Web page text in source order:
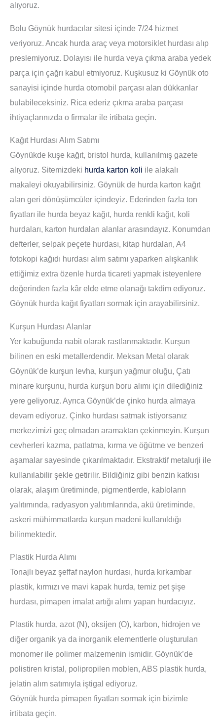
alıyoruz.
Bolu Göynük hurdacılar sitesi içinde 7/24 hizmet
veriyoruz. Ancak hurda araç veya motorsiklet hurdası alıp
preslemiyoruz. Dolayısı ile hurda veya çıkma araba yedek
parça için çağrı kabul etmiyoruz. Kuşkusuz ki Göynük oto
sanayisi içinde hurda otomobil parçası alan dükkanlar
bulabileceksiniz. Rica ederiz çıkma araba parçası
ihtiyaçlarınızda o firmalar ile irtibata geçin.
Kağıt Hurdası Alım Satımı
Göynükde kuşe kağıt, bristol hurda, kullanılmış gazete
alıyoruz. Sitemizdeki hurda karton koli ile alakalı
makaleyi okuyabilirsiniz. Göynük de hurda karton kağıt
alan geri dönüşümcüler içindeyiz. Ederinden fazla ton
fiyatları ile hurda beyaz kağıt, hurda renkli kağıt, koli
hurdaları, karton hurdaları alanlar arasındayız. Konumdan
defterler, selpak peçete hurdası, kitap hurdaları, A4
fotokopi kağıdı hurdası alım satımı yaparken alışkanlık
ettiğimiz extra özenle hurda ticareti yapmak isteyenlere
değerinden fazla kâr elde etme olanağı takdim ediyoruz.
Göynük hurda kağıt fiyatları sormak için arayabilirsiniz.
Kurşun Hurdası Alanlar
Yer kabuğunda nabit olarak rastlanmaktadır. Kurşun
bilinen en eski metallerdendir. Meksan Metal olarak
Göynük’de kurşun levha, kurşun yağmur oluğu, Çatı
minare kurşunu, hurda kurşun boru alımı için dilediğiniz
yere geliyoruz. Ayrıca Göynük’de çinko hurda almaya
devam ediyoruz. Çinko hurdası satmak istiyorsanız
merkezimizi geç olmadan aramaktan çekinmeyin. Kurşun
cevherleri kazma, patlatma, kırma ve öğütme ve benzeri
aşamalar sayesinde çıkarılmaktadır. Ekstraktif metalurji ile
kullanılabilir şekle getirilir. Bildiğiniz gibi benzin katkısı
olarak, alaşım üretiminde, pigmentlerde, kabloların
yalıtımında, radyasyon yalıtımlarında, akü üretiminde,
askeri mühimmatlarda kurşun madeni kullanıldığı
bilinmektedir.
Plastik Hurda Alımı
Tonajlı beyaz şeffaf naylon hurdası, hurda kırkambar
plastik, kırmızı ve mavi kapak hurda, temiz pet şişe
hurdası, pimapen imalat artığı alımı yapan hurdacıyız.
Plastik hurda, azot (N), oksijen (O), karbon, hidrojen ve
diğer organik ya da inorganik elementlerle oluşturulan
monomer ile polimer malzemenin ismidir. Göynük’de
polistiren kristal, polipropilen moblen, ABS plastik hurda,
jelatin alım satımıyla iştigal ediyoruz.
Göynük hurda pimapen fiyatları sormak için bizimle
irtibata geçin.